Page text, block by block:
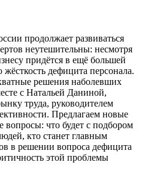
продолжает развиваться
неутешительны: несмотря
придётся в ещё большей
дефицита персонала.
решения наболевших
с Натальей Даниной,
труда, руководителем
Предлагаем новые
что будет с подбором
кто станет главным
в решении вопроса дефицита
этой проблемы